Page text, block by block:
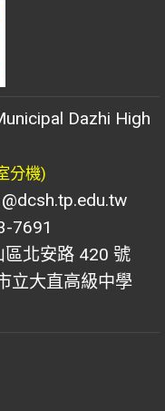
Dazhi High
分機)
7691
北安路 420 號
立大直高級中學